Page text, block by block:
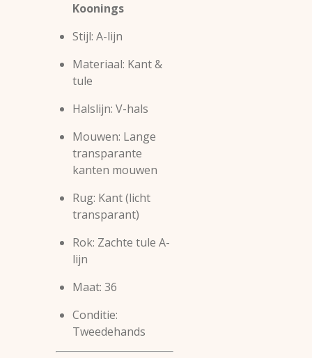
Koonings
Stijl: A-lijn
Materiaal: Kant &
tule
Halslijn: V-hals
Mouwen: Lange
transparante
kanten mouwen
Rug: Kant (licht
transparant)
Rok: Zachte tule A-
lijn
Maat: 36
Conditie:
Tweedehands